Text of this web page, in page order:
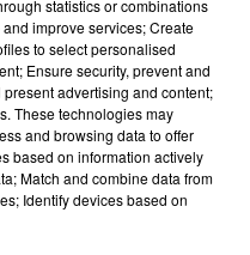
statistics or combinations
improve services; Create
to select personalised
Ensure security, prevent and
advertising and content;
These technologies may
and browsing data to offer
based on information actively
Match and combine data from
Identify devices based on